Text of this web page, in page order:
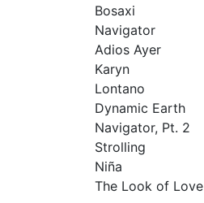
Bosaxi
Navigator
Adios Ayer
Karyn
Lontano
Dynamic Earth
Navigator, Pt. 2
Strolling
Niña
The Look of Love